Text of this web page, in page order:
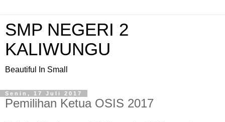
SMP NEGERI 2
KALIWUNGU
Beautiful In Small
Senin, 17 Juli 2017
Pemilihan Ketua OSIS 2017